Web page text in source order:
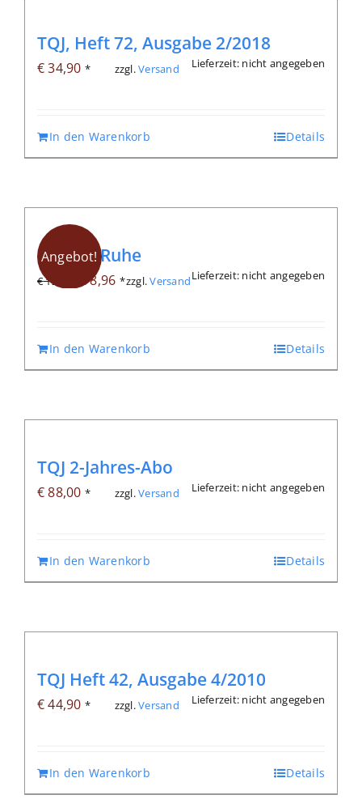
TQJ, Heft 72, Ausgabe 2/2018
€34,90 * zzgl.Versand Lieferzeit: nicht angegeben
In den Warenkorb Details
Angebot!
Endlich Ruhe
€12,80
Ursprünglicher
€ 12,80
€8,96Aktueller
€ 8,96.
*zzgl.VersandLieferzeit: nicht angegeben
In den Warenkorb Details
TQJ 2-Jahres-Abo
€88,00 * zzgl.Versand Lieferzeit: nicht angegeben
In den Warenkorb Details
TQJ Heft 42, Ausgabe 4/2010
€44,90 * zzgl.Versand Lieferzeit: nicht angegeben
In den Warenkorb Details